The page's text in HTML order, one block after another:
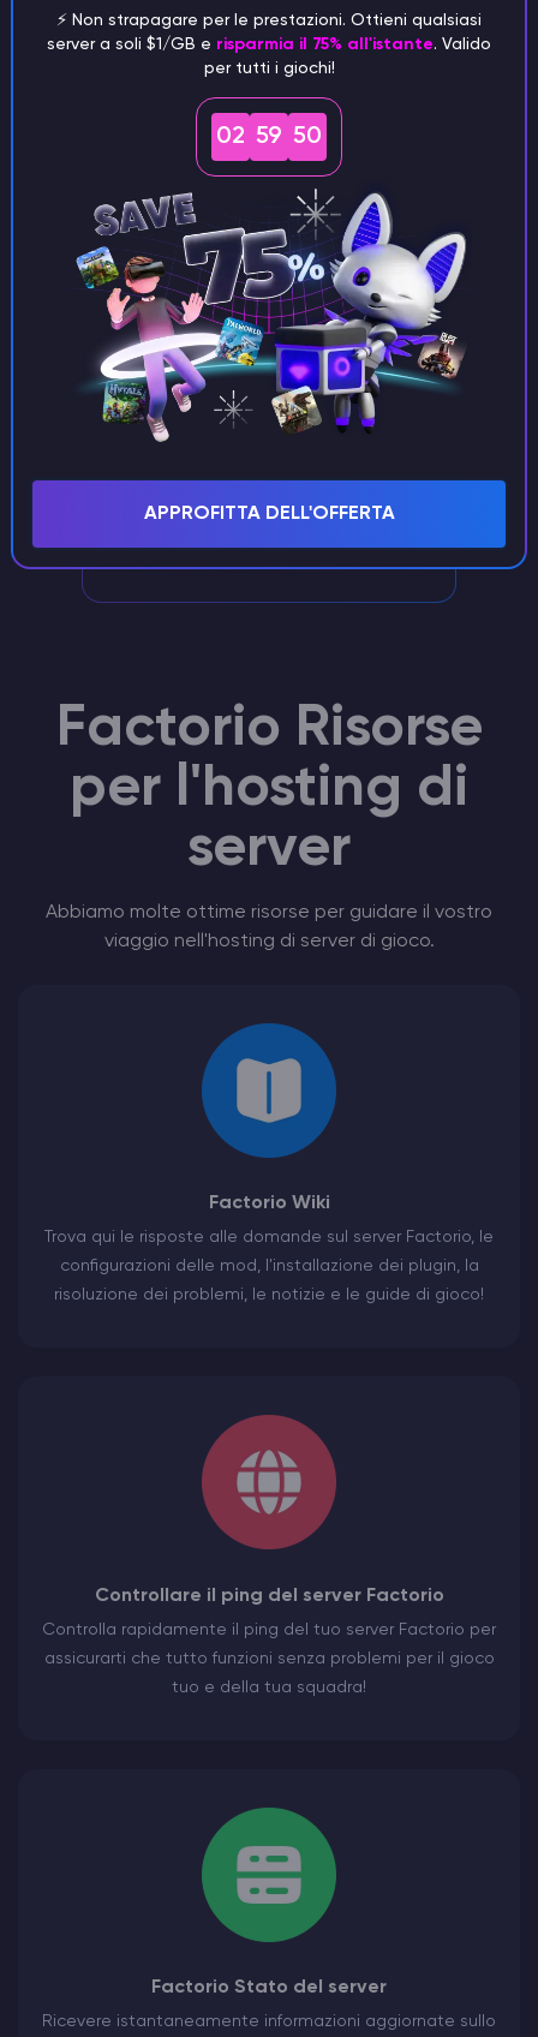
Gestione del server tramite
Discord
Gestite comodamente il vostro Factorio
Server attraverso il nostro bot Discord
vasta esperienza si occuperà del vostro
Factorio Server
Factorio Risorse
per l'hosting di
server
Abbiamo molte ottime risorse per guidare il vostro
viaggio nell'hosting di server di gioco.
Factorio Wiki
Trova qui le risposte alle domande sul server Factorio, le
configurazioni delle mod, l'installazione dei plugin, la
risoluzione dei problemi, le notizie e le guide di gioco!
Controllare il ping del server Factorio
Controlla rapidamente il ping del tuo server Factorio per
assicurarti che tutto funzioni senza problemi per il gioco
tuo e della tua squadra!
Factorio Stato del server
Ricevere istantaneamente informazioni aggiornate sullo
⚡️ Non strapagare per le prestazioni. Ottieni qualsiasi
server a soli $1/GB e risparmia il 75% all'istante. Valido
per tutti i giochi!
02 59 48
APPROFITTA DELL'OFFERTA